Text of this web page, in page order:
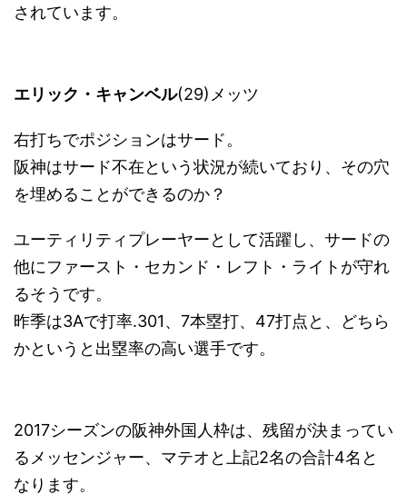
されています。
エリック・キャンベル(29)メッツ
右打ちでポジションはサード。
阪神はサード不在という状況が続いており、その穴
を埋めることができるのか？
ユーティリティプレーヤーとして活躍し、サードの
他にファースト・セカンド・レフト・ライトが守れ
るそうです。
昨季は3Aで打率.301、7本塁打、47打点と、どちら
かというと出塁率の高い選手です。
2017シーズンの阪神外国人枠は、残留が決まってい
るメッセンジャー、マテオと上記2名の合計4名と
なります。